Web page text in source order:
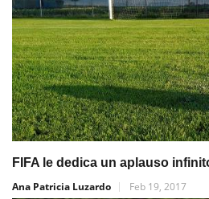
FIFA le dedica un aplauso
Ana Patricia Luzardo
Feb 19, 2017